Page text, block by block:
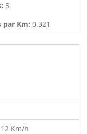
5
par Km: 0.321
Km/h